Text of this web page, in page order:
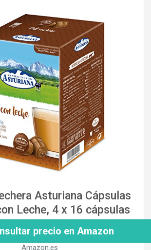
Asturiana Cápsulas
Leche, 4 x 16 cápsulas
precio en Amazon
Amazon.es